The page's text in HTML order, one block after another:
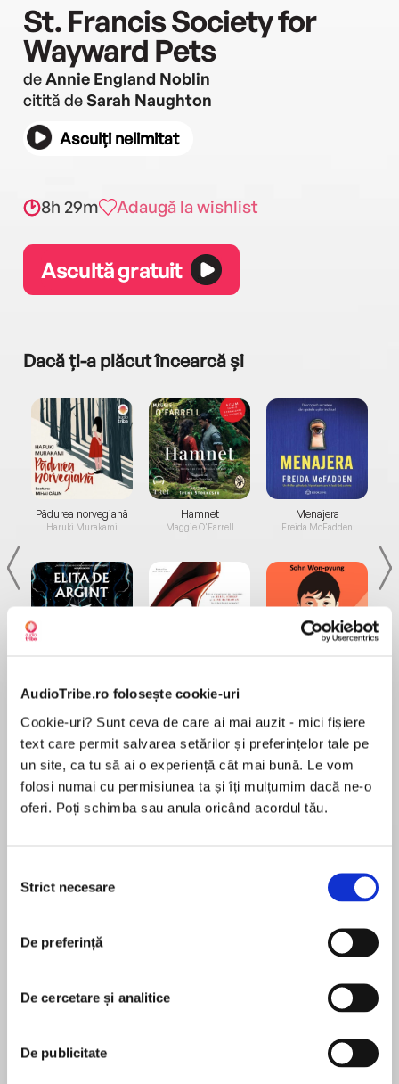
AudioTribe.ro folosește cookie-uri
Cookie-uri? Sunt ceva de care ai mai auzit - mici fișiere
text care permit salvarea setărilor și preferințelor tale pe
un site, ca tu să ai o experiență cât mai bună. Le vom
folosi numai cu permisiunea ta și îți mulțumim dacă ne-o
oferi. Poți schimba sau anula oricând acordul tău.
consimțământului
Strict necesare
De preferință
De cercetare și analitice
De publicitate
St. Francis Society for
Wayward Pets
deAnnie England Noblin
citită deSarah Naughton
Asculți nelimitat
8h 29m Adaugă la wishlist
Ascultă gratuit
Dacă ți-a plăcut încearcă și
Pădurea norvegiană
Haruki Murakami
de...
Dani Francis
Hamnet
Maggie O'Farrell
la...
Lauren Weisberger
Menajera
Freida McFadden
Desprecarte
ofPupcakesandSit! Stay! Speak!
Laid off, cheated on, mugged: what else can go
wrong in Maeve Stephens’ life? So when she
vintage VW Beetle, and a marauding cat, in the
small town of Timber Creek, Washington, she
packs up to discover the truth about her past.
În acest moment nu există recenzii
Annie England Noblin
Annie England Noblin lives with her son, husband,